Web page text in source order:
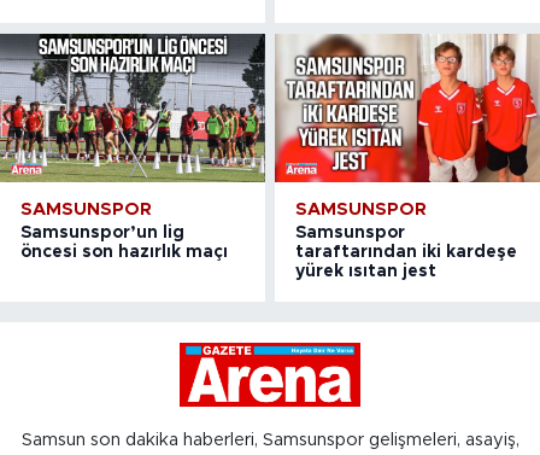
SAMSUNSPOR
Samsunspor’un lig
öncesi son hazırlık maçı
SAMSUNSPOR
Samsunspor
taraftarından iki kardeşe
yürek ısıtan jest
Samsun son dakika haberleri, Samsunspor gelişmeleri, asayiş,